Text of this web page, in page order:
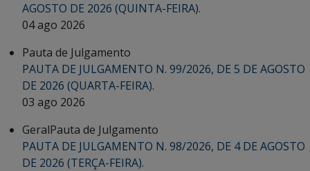
AGOSTO DE 2026 (QUINTA-FEIRA).
04 ago 2026
Pauta de Julgamento
PAUTA DE JULGAMENTO N. 99/2026, DE 5 DE AGOSTO
DE 2026 (QUARTA-FEIRA).
03 ago 2026
GeralPauta de Julgamento
PAUTA DE JULGAMENTO N. 98/2026, DE 4 DE AGOSTO
DE 2026 (TERÇA-FEIRA).